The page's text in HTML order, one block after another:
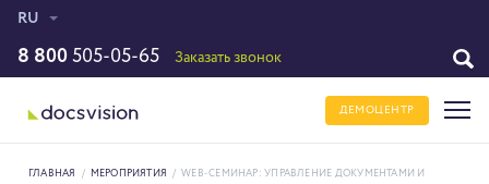
RU
8 800 505-05-65 Заказать звонок
ДЕМОЦЕНТР
ГЛАВНАЯ / МЕРОПРИЯТИЯ / WEB-СЕМИНАР: УПРАВЛЕНИЕ ДОКУМЕНТАМИ И